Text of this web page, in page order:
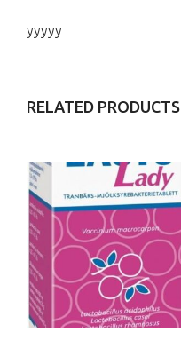
yyyyy
RELATED PRODUCTS